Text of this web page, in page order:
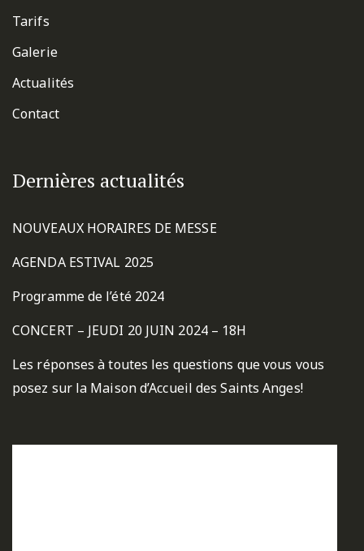
Tarifs
Galerie
Actualités
Contact
Dernières actualités
NOUVEAUX HORAIRES DE MESSE
AGENDA ESTIVAL 2025
Programme de l’été 2024
CONCERT – JEUDI 20 JUIN 2024 – 18H
Les réponses à toutes les questions que vous vous
posez sur la Maison d’Accueil des Saints Anges!